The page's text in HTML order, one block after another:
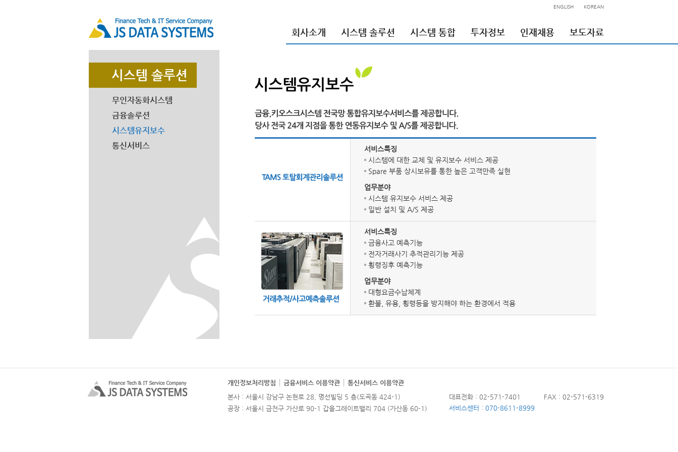
ENGLISH KOREAN
회사소개 시스템 솔루션 시스템 통합 투자정보 인재채용 보도자료
시스템 솔루션
무인자동화시스템
금융솔루션
시스템유지보수
통신서비스
서비스특징
시스템에 대한 교체 및 유지보수 서비스 제공
Spare 부품 상시보유를 통한 높은 고객만족 실현
업무분야
시스템 유지보수 서비스 제공
일반 설치 및 A/S 제공
서비스특징
금융사고 예측기능
전자거래사기 추적관리기능 제공
횡령징후 예측기능
업무분야
대형요금수납체계
환불, 유용, 횡령등을 방지해야 하는 환경에서 적용
개인정보처리방침 금융서비스 이용약관
통신서비스 이용약관
본사 : 서울시 강남구 논현로 28, 명선빌딩 5 층(도곡동 424-1)
공장 : 서울시 금천구 가산로 90-1 갑을그레이트밸리 704 (가산동 60-1)
대표전화 : 02-571-7401
FAX : 02-571-6319
서비스센터 : 070-8611-8999